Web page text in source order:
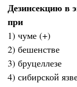
Дезинсекцию в
при
1) чуме (+)
2) бешенстве
3) бруцеллезе
4) сибирской